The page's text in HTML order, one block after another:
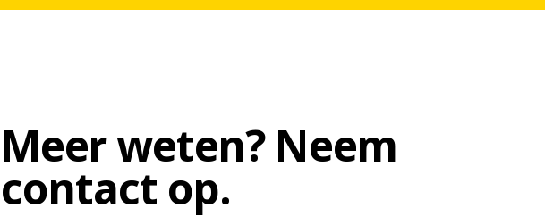
Meer weten? Neem
contact op.